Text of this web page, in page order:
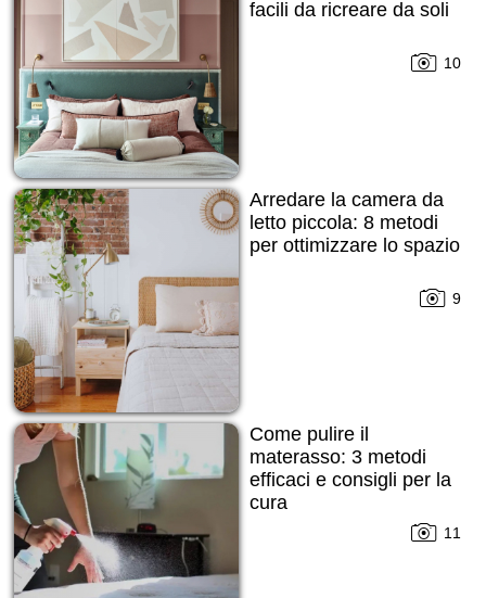
facili da ricreare da soli
10
Arredare la camera da
letto piccola: 8 metodi
per ottimizzare lo spazio
9
Come pulire il
materasso: 3 metodi
efficaci e consigli per la
cura
11